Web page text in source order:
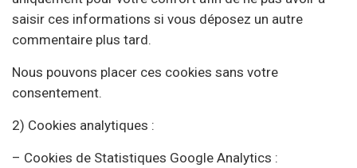
saisir ces informations si vous déposez un autre
commentaire plus tard.
Nous pouvons placer ces cookies sans votre
consentement.
2) Cookies analytiques :
– Cookies de Statistiques Google Analytics :